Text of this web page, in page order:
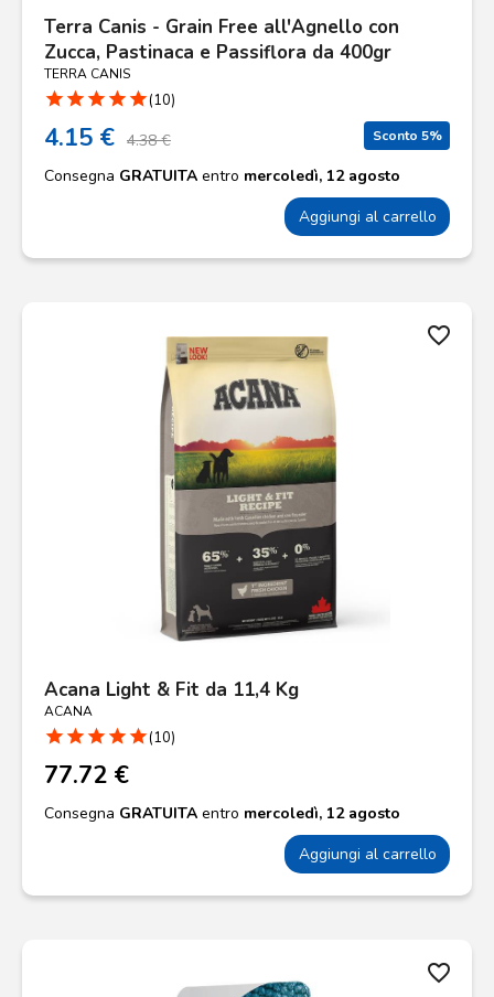
Terra Canis - Grain Free all'Agnello con
Zucca, Pastinaca e Passiflora da 400gr
TERRA CANIS
star star star star star(10)
4.15 € 4.38 € Sconto 5%
Consegna GRATUITA entro mercoledì, 12 agosto
Aggiungi al carrello
favorite_border
Acana Light & Fit da 11,4 Kg
ACANA
star star star star star(10)
77.72 €
Consegna GRATUITA entro mercoledì, 12 agosto
Aggiungi al carrello
favorite_border